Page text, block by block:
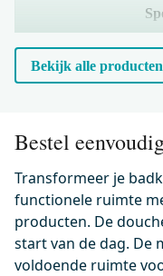
0,-
0,-
Bekijk alle
Bestel
Transformeer je
functionele ruimte
producten. De
start van de dag. De
voldoende ruimte